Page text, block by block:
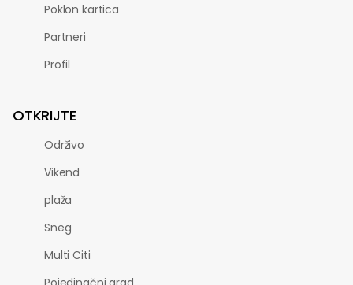
Poklon kartica
Partneri
Profil
OTKRIJTE
Održivo
Vikend
plaža
Sneg
Multi Citi